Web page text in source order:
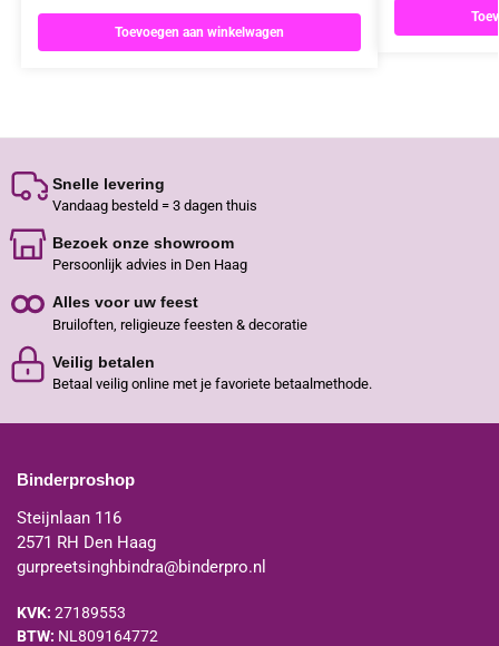
Toevoegen aan winkelwagen
Snelle levering
Vandaag besteld = 3 dagen thuis
Bezoek onze showroom
Persoonlijk advies in Den Haag
Alles voor uw feest
Bruiloften, religieuze feesten & decoratie
Veilig betalen
Betaal veilig online met je favoriete betaalmethode.
Binderproshop
Steijnlaan 116
2571 RH Den Haag
gurpreetsinghbindra@binderpro.nl
KVK: 27189553
BTW: NL809164772